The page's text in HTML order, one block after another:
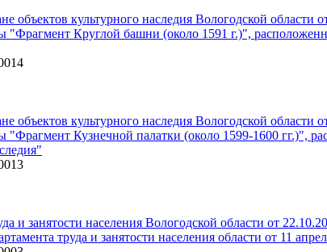
объектов культурного наследия Вологодской области
Круглой башни (около 1591 г.)",
объектов культурного наследия Вологодской области
Кузнечной палатки (около 1599-1600 гг.)",
и занятости населения Вологодской области от
труда и занятости населения области от 11